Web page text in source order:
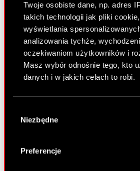
Twoje osobiste dane, np. adres
takich technologii jak pliki
wyświetlania
analizowania tychże,
oczekiwaniom użytkowników i
Masz wybór odnośnie tego, kto
danych i w jakich celach to robi.
lokalizacji geograficznej z
Identyfikować Twoje
analizując
zgody
Niezbędne
Preferencje
Raport bieżący nr 104/
Akcjonariusze
5% głosów na
Zgromadzeniu
7 grudnia 2010
Ustalenie jednolitego